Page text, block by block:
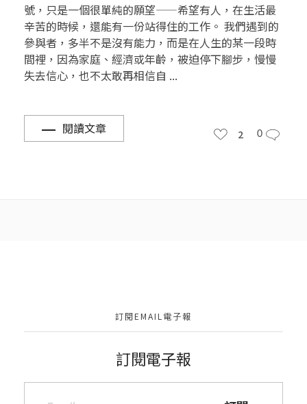
號，只是一個很單純的願望——希望有人，在生活最
辛苦的時候，還能有一份站得住的工作。 我們遇到的
參與者，多半不是沒有能力，而是在人生的某一段時
間裡，因為家庭、經濟或年齡，被迫停下腳步，慢慢
失去信心，也不太敢再相信自 ...
閱讀文章 2 0
訂閱EMAIL電子報
訂閱電子報